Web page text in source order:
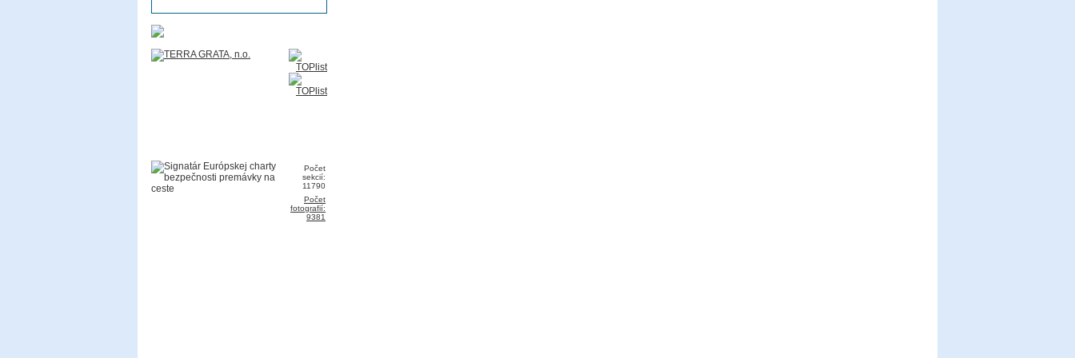
Počet
sekcií:
11790
Počet
fotografií:
9381